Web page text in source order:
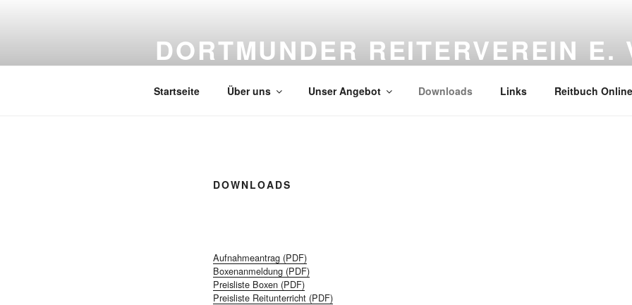
DORTMUNDER REITERVEREIN E.
Startseite Über uns Unser Angebot Downloads Links Reitbuch Online
DOWNLOADS
Aufnahmeantrag (PDF)
Boxenanmeldung (PDF)
Preisliste Boxen (PDF)
Preisliste Reitunterricht (PDF)